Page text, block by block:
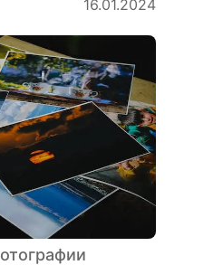
16.01.2024